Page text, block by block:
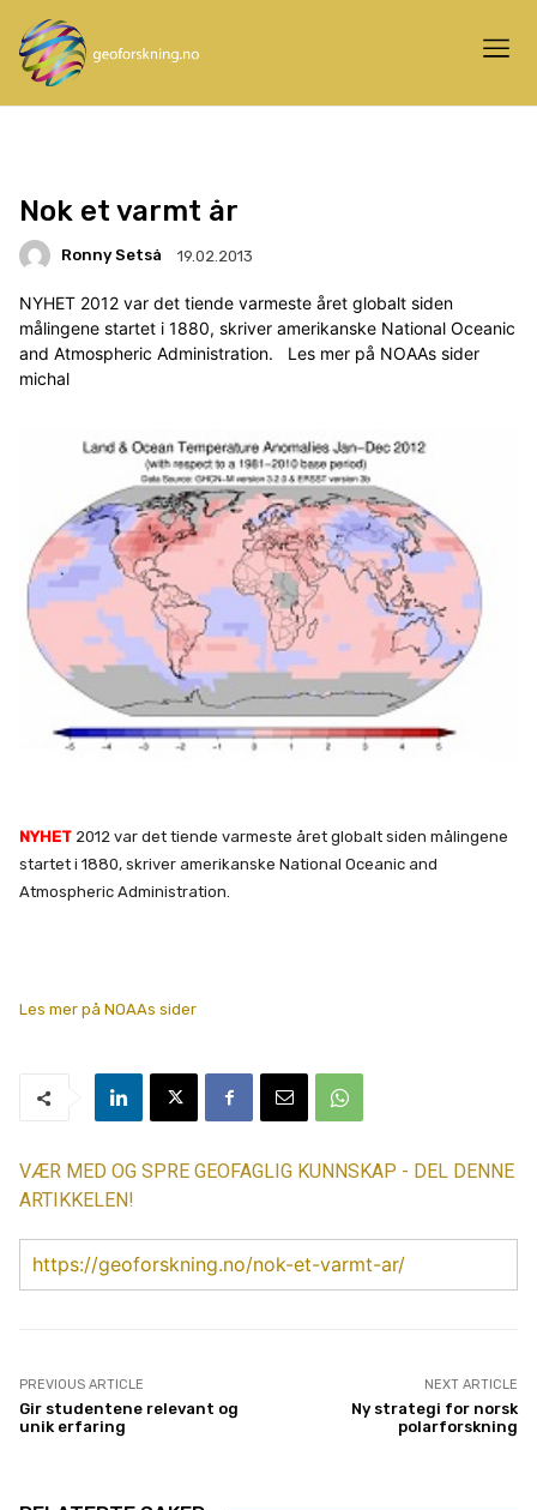
Nok et varmt år
Ronny Setså 19.02.2013
NYHET 2012 var det tiende varmeste året globalt siden
målingene startet i 1880, skriver amerikanske National Oceanic
and Atmospheric Administration. Les mer på NOAAs sider
michal
NYHET 2012 var det tiende varmeste året globalt siden målingene
startet i 1880, skriver amerikanske National Oceanic and
Atmospheric Administration.
Les mer på NOAAs sider
VÆR MED OG SPRE GEOFAGLIG KUNNSKAP - DEL DENNE
ARTIKKELEN!
https://geoforskning.no/nok-et-varmt-ar/
PREVIOUS ARTICLE
Gir studentene relevant og
unik erfaring
NEXT ARTICLE
Ny strategi for norsk
polarforskning